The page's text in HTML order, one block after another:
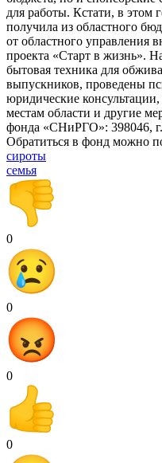
для работы. Кстати, в этом
получила из областного
от областного управления
проекта «Старт в жизнь».
бытовая техника для
выпускников, проведены
юридические
местам области и другие
фонда «СНиРГО»: 398046,
Обратиться в фонд можно
сироты
семья
0
0
0
0